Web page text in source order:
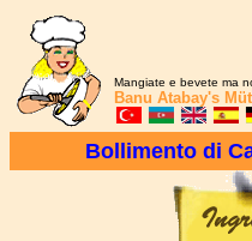
Mangiate e bevete ma
Banu Atabay's
Bollimento di